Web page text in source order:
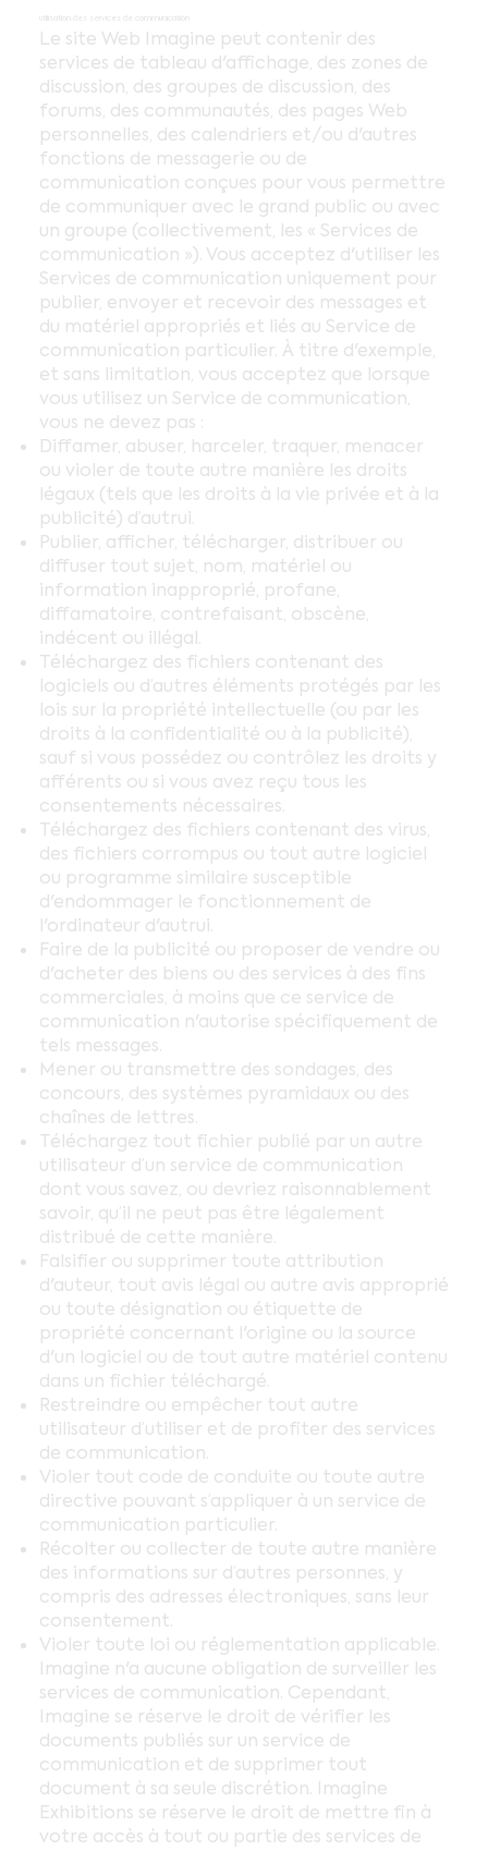
utilisation des services de communication
Le site Web Imagine peut contenir des
services de tableau d'affichage, des zones de
discussion, des groupes de discussion, des
forums, des communautés, des pages Web
personnelles, des calendriers et/ou d'autres
fonctions de messagerie ou de
communication conçues pour vous permettre
de communiquer avec le grand public ou avec
un groupe (collectivement, les « Services de
communication »). Vous acceptez d'utiliser les
Services de communication uniquement pour
publier, envoyer et recevoir des messages et
du matériel appropriés et liés au Service de
communication particulier. À titre d'exemple,
et sans limitation, vous acceptez que lorsque
vous utilisez un Service de communication,
vous ne devez pas :
Diffamer, abuser, harceler, traquer, menacer
ou violer de toute autre manière les droits
légaux (tels que les droits à la vie privée et à la
publicité) d’autrui.
Publier, afficher, télécharger, distribuer ou
diffuser tout sujet, nom, matériel ou
information inapproprié, profane,
diffamatoire, contrefaisant, obscène,
indécent ou illégal.
Téléchargez des fichiers contenant des
logiciels ou d’autres éléments protégés par les
lois sur la propriété intellectuelle (ou par les
droits à la confidentialité ou à la publicité),
sauf si vous possédez ou contrôlez les droits y
afférents ou si vous avez reçu tous les
consentements nécessaires.
Téléchargez des fichiers contenant des virus,
des fichiers corrompus ou tout autre logiciel
ou programme similaire susceptible
d'endommager le fonctionnement de
l'ordinateur d'autrui.
Faire de la publicité ou proposer de vendre ou
d'acheter des biens ou des services à des fins
commerciales, à moins que ce service de
communication n'autorise spécifiquement de
tels messages.
Mener ou transmettre des sondages, des
concours, des systèmes pyramidaux ou des
chaînes de lettres.
Téléchargez tout fichier publié par un autre
utilisateur d’un service de communication
dont vous savez, ou devriez raisonnablement
savoir, qu’il ne peut pas être légalement
distribué de cette manière.
Falsifier ou supprimer toute attribution
d'auteur, tout avis légal ou autre avis approprié
ou toute désignation ou étiquette de
propriété concernant l'origine ou la source
d'un logiciel ou de tout autre matériel contenu
dans un fichier téléchargé.
Restreindre ou empêcher tout autre
utilisateur d’utiliser et de profiter des services
de communication.
Violer tout code de conduite ou toute autre
directive pouvant s’appliquer à un service de
communication particulier.
Récolter ou collecter de toute autre manière
des informations sur d’autres personnes, y
compris des adresses électroniques, sans leur
consentement.
Violer toute loi ou réglementation applicable.
Imagine n'a aucune obligation de surveiller les
services de communication. Cependant,
Imagine se réserve le droit de vérifier les
documents publiés sur un service de
communication et de supprimer tout
document à sa seule discrétion. Imagine
Exhibitions se réserve le droit de mettre fin à
votre accès à tout ou partie des services de